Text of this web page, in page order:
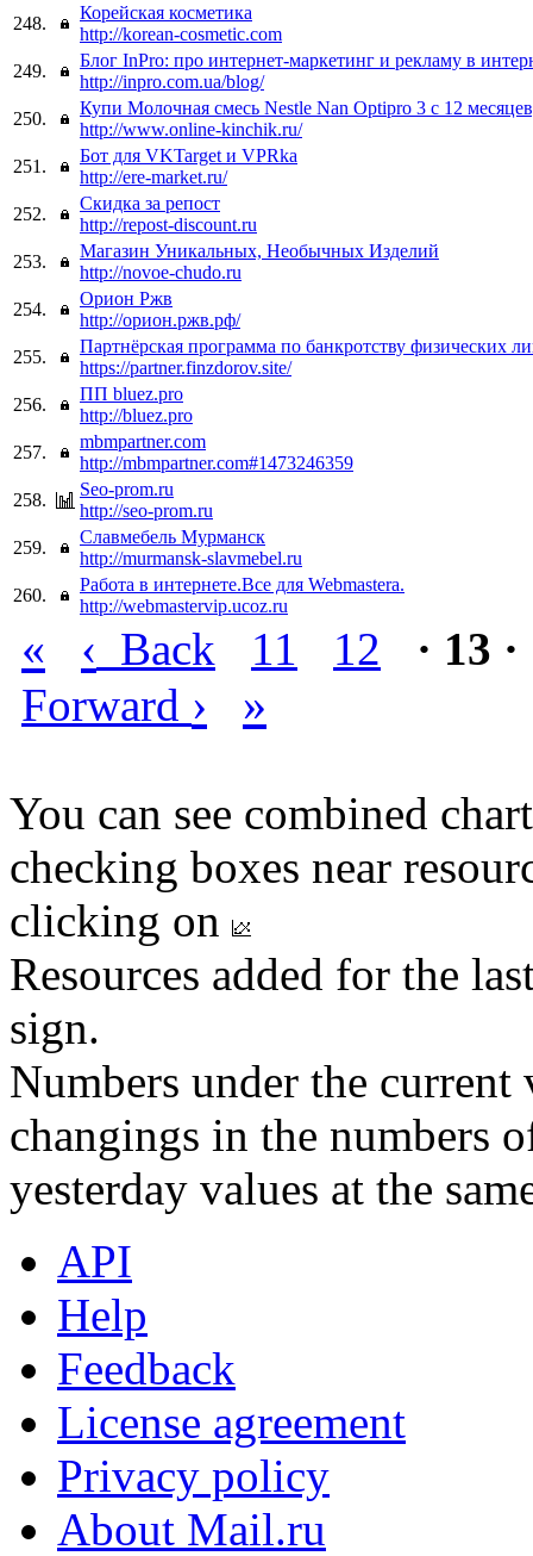
248.
Корейская косметика
http://korean-cosmetic.com
249.
Блог InPro: про интернет-маркетинг и рекламу в
http://inpro.com.ua/blog/
250.
Купи Молочная смесь Nestle Nan Optipro 3 с 12
http://www.online-kinchik.ru/
251.
Бот для VKTarget и VPRka
http://ere-market.ru/
252.
Скидка за репост
http://repost-discount.ru
253.
Магазин Уникальных, Необычных Изделий
http://novoe-chudo.ru
254.
Орион Ржв
http://орион.ржв.рф/
255.
Партнёрская программа по банкротству физических
https://partner.finzdorov.site/
256.
ПП bluez.pro
http://bluez.pro
257.
mbmpartner.com
http://mbmpartner.com#1473246359
258.
Seo-prom.ru
http://seo-prom.ru
259.
Славмебель Мурманск
http://murmansk-slavmebel.ru
260.
Работа в интернете.Все для Webmastera.
http://webmastervip.ucoz.ru
« ‹ Back 11 12
· 13 ·
Forward › »
You can see combined
checking boxes near
clicking on
Resources added for the
sign.
Numbers under the
changings in the numbers
yesterday values at the
API
Help
Feedback
License agreement
Privacy policy
About Mail.ru